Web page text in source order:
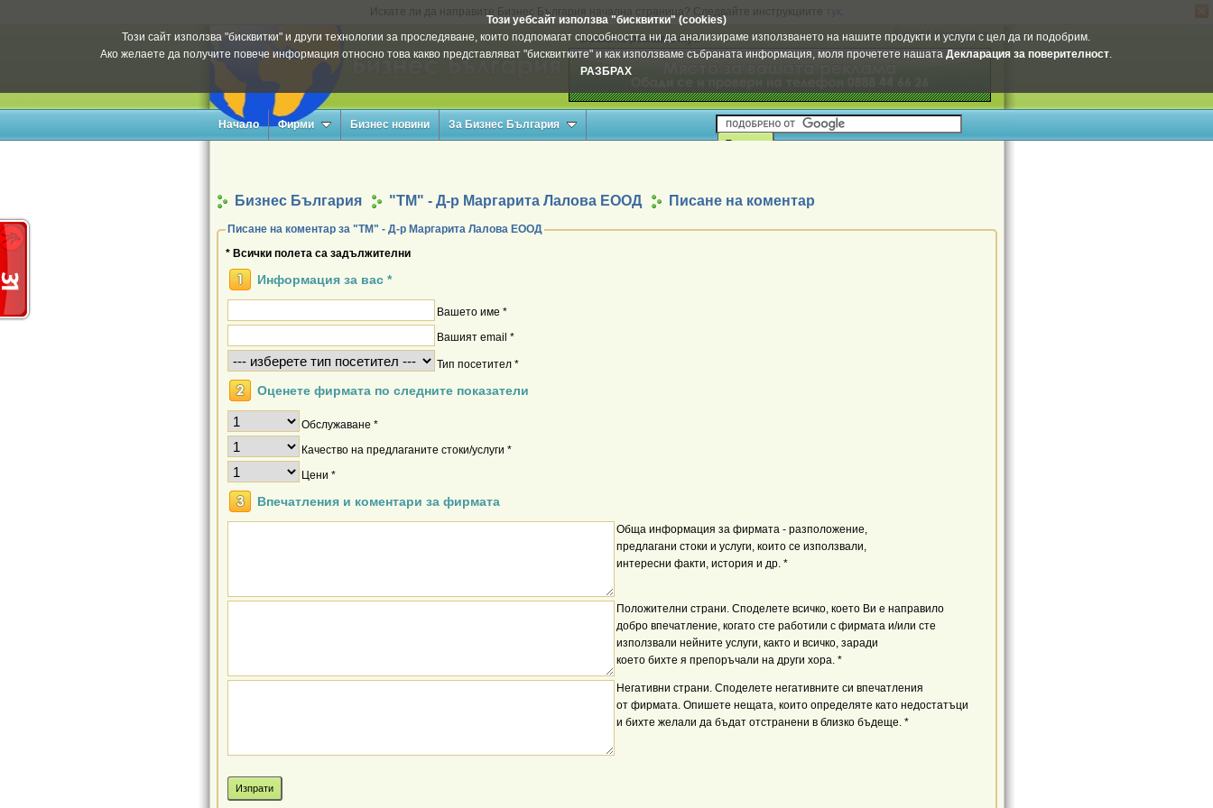
Искате ли да направите Бизнес България начална страница? Следвайте инструкциите
Този уебсайт използва "бисквитки" (cookies)
Този сайт използва "бисквитки" и други технологии за проследяване, които подпомагат способността ни да анализираме използването на нашите продукти и услуги с цел да ги подобрим.
Ако желаете да получите повече информация относно това какво представляват "бисквитките" и как използваме събраната информация, моля прочетете нашатаДекларация за поверителност.
РАЗБРАХ
Select Language ▼
Вашата реклама тук
Начало Фирми Бизнес новини За Бизнес България
Бизнес България "ТМ" - Д-р Маргарита Лалова ЕООД Писане на коментар
Писане на коментар за "ТМ" - Д-р Маргарита Лалова ЕООД
* Всички полета са задължителни
Информация за вас *
Вашето име *
Вашият email *
Тип посетител *
Оценете фирмата по следните показатели
Обслужаване *
Качество на предлаганите стоки/услуги *
Цени *
Впечатления и коментари за фирмата
Обща информация за фирмата - разположение,
предлагани стоки и услуги, които се използвали,
интересни факти, история и др. *
Положителни страни. Споделете всичко, което Ви е направило
добро впечатление, когато сте работили с фирмата и/или сте
използвали нейните услуги, както и всичко, заради
което бихте я препоръчали на други хора. *
Негативни страни. Споделете негативните си впечатления
от фирмата. Опишете нещата, които определяте като недостатъци
и бихте желали да бъдат отстранени в близко бъдеще. *